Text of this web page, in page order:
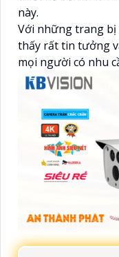
này.
Với những trang bị
thấy rất tin tưởng
mọi người có nhu